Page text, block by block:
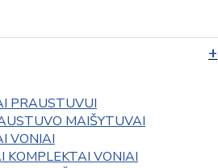
PRAUSTUVUI
MAIŠYTUVAI
VONIAI
KOMPLEKTAI VONIAI